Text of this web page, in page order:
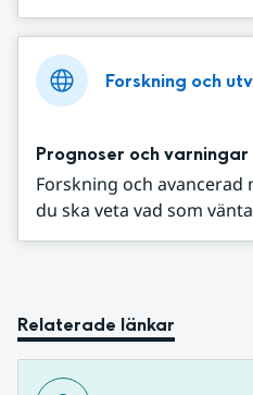
Forskning och
Prognoser och varningar
Forskning och
du ska veta vad som
Relaterade länkar